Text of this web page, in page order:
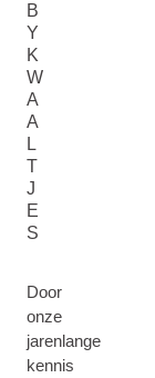
B
Y
K
W
A
A
L
T
J
E
S
Door
onze
jarenlange
kennis